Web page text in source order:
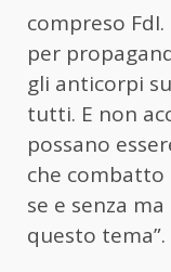
compreso
per
gli anticorpi
tutti. E non
possano
che combatto
se e senza
questo tema”.